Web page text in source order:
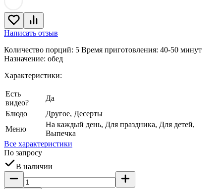
Написать отзыв
Количество порций: 5 Время приготовления: 40-50 минут
Назначение: обед
Характеристики:
Есть
видео?
Да
Блюдо
Другое, Десерты
Меню
На каждый день, Для праздника, Для детей,
Выпечка
Все характеристики
По запросу
В наличии